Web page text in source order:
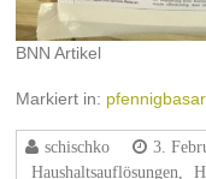
BNN Artikel
Markiert in: pfennigbasar
schischko 3.
Haushaltsauflösungen